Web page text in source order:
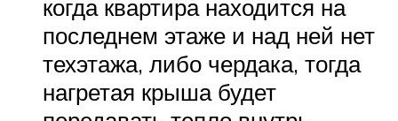
когда квартира находится на
последнем этаже и над ней нет
техэтажа, либо чердака, тогда
нагретая крыша будет